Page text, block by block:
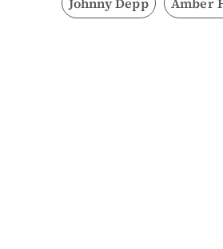
Johnny Depp Amber